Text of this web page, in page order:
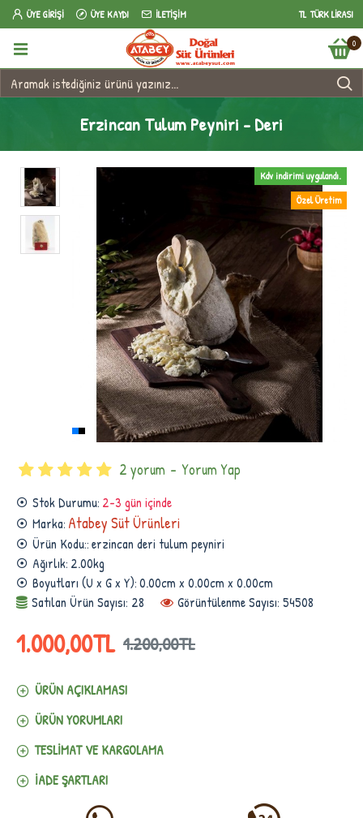
ÜYE GIRIŞI ÜYE KAYDI İLETIŞIM TL TÜRK LIRASI
0
Erzincan Tulum Peyniri - Deri
Özel Üretim
Kdv indirimi uygulandı.
Stok Durumu: 2-3 gün içinde
Marka: Atabey Süt Ürünleri
Ürün Kodu::erzincan deri tulum peyniri
Ağırlık: 2.00kg
Boyutları (U x G x Y):0.00cm x 0.00cm x 0.00cm
Satılan Ürün Sayısı: 28
Görüntülenme Sayısı: 54508
2 yorum - Yorum Yap
1.200,00TL
1.000,00TL
ÜRÜN AÇIKLAMASI
ÜRÜN YORUMLARI
TESLIMAT VE KARGOLAMA
İADE ŞARTLARI